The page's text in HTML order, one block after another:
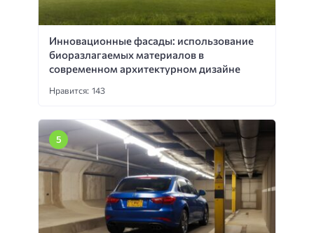
Инновационные фасады: использование
биоразлагаемых материалов в
современном архитектурном дизайне
Нравится: 143